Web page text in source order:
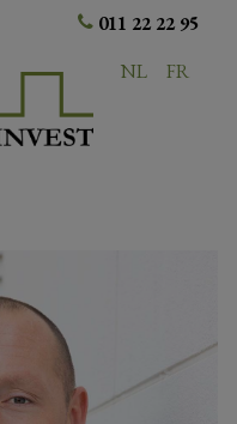
011 22 22 95
NL
FR